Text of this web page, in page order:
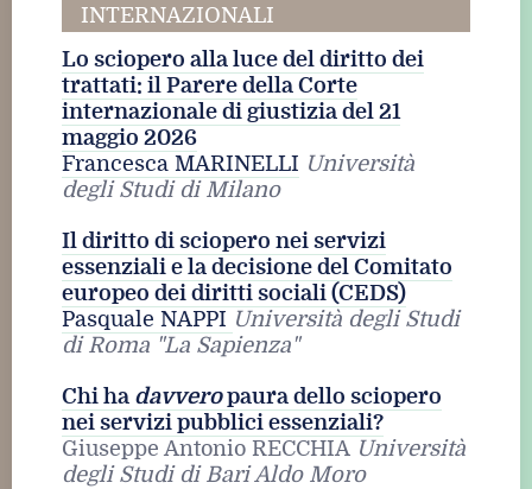
INTERNAZIONALI
Lo sciopero alla luce del diritto dei
trattati: il Parere della Corte
internazionale di giustizia del 21
maggio 2026
Francesca MARINELLI Università
degli Studi di Milano
Il diritto di sciopero nei servizi
essenziali e la decisione del Comitato
europeo dei diritti sociali (CEDS)
Pasquale NAPPI Università degli Studi
di Roma "La Sapienza"
Chi ha davveropaura dello sciopero
nei servizi pubblici essenziali?
Giuseppe Antonio RECCHIA Università
degli Studi di Bari Aldo Moro